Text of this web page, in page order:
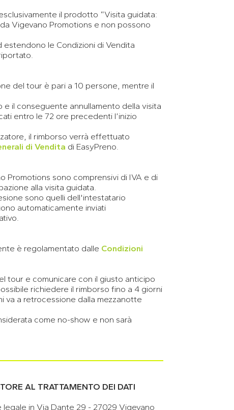
il prodotto “Visita guidata:
Vigevano Promotions e non possono
le Condizioni di Vendita
del tour è pari a 10 persone, mentre il
e il conseguente annullamento della visita
entro le 72 ore precedenti l’inizio
il rimborso verrà effettuato
di Vendita di EasyPreno.
Promotions sono comprensivi di IVA e di
alla visita guidata.
sono quelli dell'intestatario
automaticamente inviati
è regolamentato dalle Condizioni
tour e comunicare con il giusto anticipo
richiedere il rimborso fino a 4 giorni
va a retrocessione dalla mezzanotte
come no-show e non sarà
AL TRATTAMENTO DEI DATI
in Via Dante 29 - 27029 Vigevano